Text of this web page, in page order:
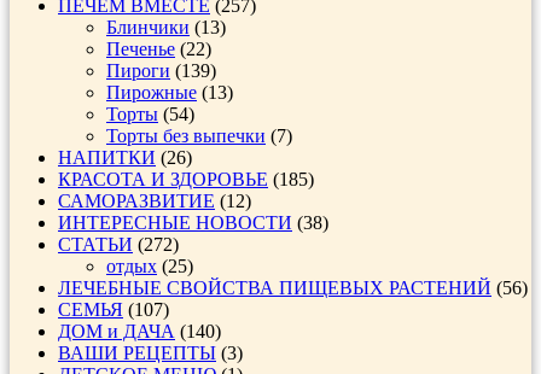
ПЕЧЕМ ВМЕСТЕ (257)
Блинчики (13)
Печенье (22)
Пироги (139)
Пирожные (13)
Торты (54)
Торты без выпечки (7)
НАПИТКИ (26)
КРАСОТА И ЗДОРОВЬЕ (185)
САМОРАЗВИТИЕ (12)
ИНТЕРЕСНЫЕ НОВОСТИ (38)
СТАТЬИ (272)
отдых (25)
ЛЕЧЕБНЫЕ СВОЙСТВА ПИЩЕВЫХ РАСТЕНИЙ (56)
СЕМЬЯ (107)
ДОМ и ДАЧА (140)
ВАШИ РЕЦЕПТЫ (3)